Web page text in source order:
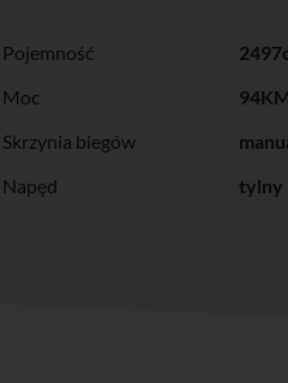
Pojemność
Moc
Skrzynia biegów
Napęd
tylny